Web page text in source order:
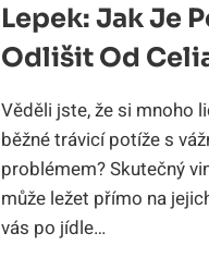
Lepek: Jak Je
Odlišit Od
Věděli jste, že si mnoho
běžné trávicí potíže s
problémem? Skutečný
může ležet přímo na
vás po jídle…